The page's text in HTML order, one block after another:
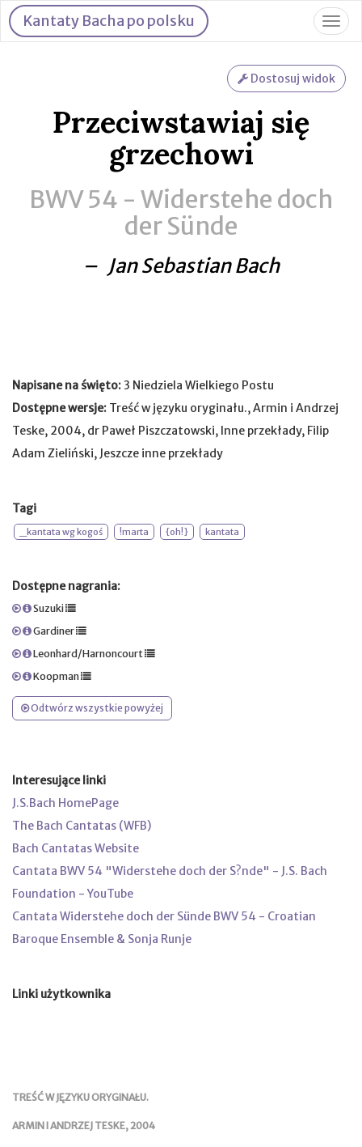
Kantaty Bacha po polsku
Przeciwstawiaj się
grzechowi
BWV 54 - Widerstehe doch
der Sünde
– Jan Sebastian Bach
Napisane na święto: 3 Niedziela Wielkiego Postu
Dostępne wersje: Treść w języku oryginału., Armin i Andrzej
Teske, 2004, dr Paweł Piszczatowski, Inne przekłady, Filip
Adam Zieliński, Jeszcze inne przekłady
Tagi
_kantata wg kogoś !marta {oh!} kantata
Dostępne nagrania:
Suzuki
Gardiner
Leonhard/Harnoncourt
Koopman
Odtwórz wszystkie powyżej
Interesujące linki
J.S.Bach HomePage
The Bach Cantatas (WFB)
Bach Cantatas Website
Cantata BWV 54 "Widerstehe doch der S?nde" - J.S. Bach
Foundation - YouTube
Cantata Widerstehe doch der Sünde BWV 54 - Croatian
Baroque Ensemble & Sonja Runje
Linki użytkownika
TREŚĆ W JĘZYKU ORYGINAŁU.
ARMIN I ANDRZEJ TESKE, 2004
Dostosuj widok